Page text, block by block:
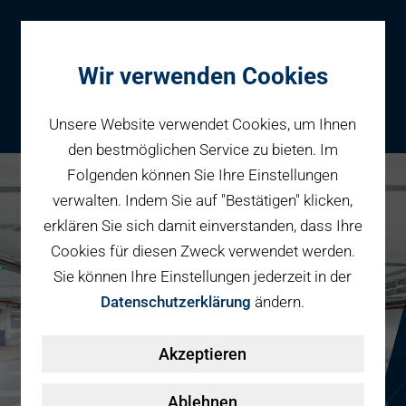
Parken
Reservieren
Fahrradparken
Geschäftspartner
Parkraumbewirtschaftung
Smart Mobility Hubs
Services
Karriere bei PBW
Wir verwenden Cookies
Unsere Website verwendet Cookies, um Ihnen
den bestmöglichen Service zu bieten. Im
Folgenden können Sie Ihre Einstellungen
verwalten. Indem Sie auf "Bestätigen" klicken,
erklären Sie sich damit einverstanden, dass Ihre
Cookies für diesen Zweck verwendet werden.
Sie können Ihre Einstellungen jederzeit in der
Datenschutzerklärung ändern.
Akzeptieren
Ablehnen